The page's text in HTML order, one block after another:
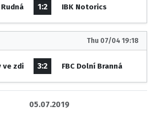
1:2 IBK Notorics
Thu 07/04 19:18
ve zdi 3:2 FBC Dolní Branná
05.07.2019